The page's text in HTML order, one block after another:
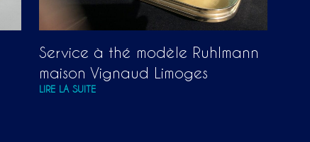
Service à thé modèle Ruhlmann
maison Vignaud Limoges
LIRE LA SUITE